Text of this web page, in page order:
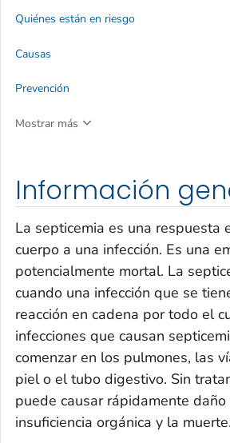
Información
La septicemia es una respuesta
cuerpo a una infección. Es una
potencialmente mortal. La
cuando una infección que se
reacción en cadena por todo el
infecciones que causan
comenzar en los pulmones, las
piel o el tubo digestivo. Sin
puede causar rápidamente
insuficiencia orgánica y la muerte.
Quiénes están en riesgo
Causas
Prevención
Mostrar más